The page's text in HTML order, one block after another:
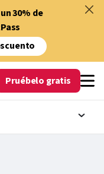
30% de
Pruébelo gratis